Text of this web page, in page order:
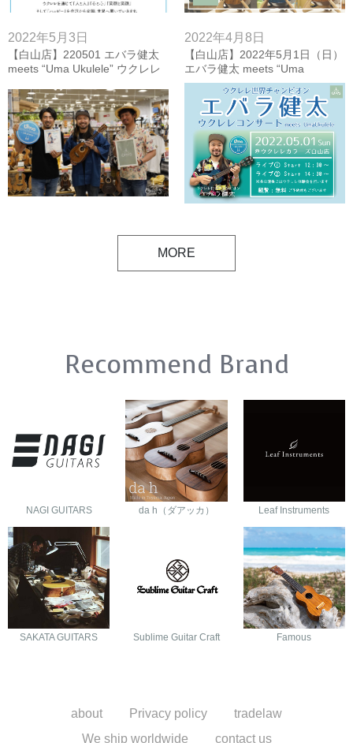
2022年5月3日
【白山店】220501 エバラ健太
meets “Uma Ukulele” ウクレレ
【フォトレポート&ダイジェス
ト動画】
2022年4月8日
【白山店】2022年5月1日（日）
エバラ健太 meets “Uma
Ukulele” ウクレレコンサート＆
ウクレレ体験会
MORE
Recommend Brand
NAGI GUITARS da h（ダアッカ） Leaf Instruments
SAKATA GUITARS Sublime Guitar Craft Famous
about Privacy policy
tradelaw
We ship worldwide
contact us